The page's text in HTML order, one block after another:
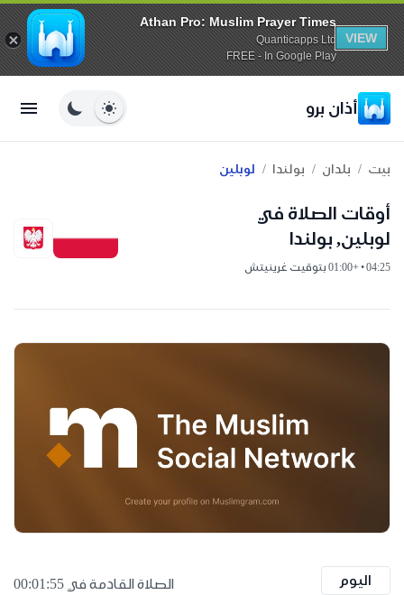
Athan Pro: Muslim Prayer Times
Quanticapps Ltd
FREE - In Google Play
VIEW
أذان برو
بيت / بلدان / بولندا / لوبلين
أوقات الصلاة في
لوبلين, بولندا
04:25 • +01:00 بتوقيت غرينيتش
اليوم الصلاة القادمة في 00:01:55